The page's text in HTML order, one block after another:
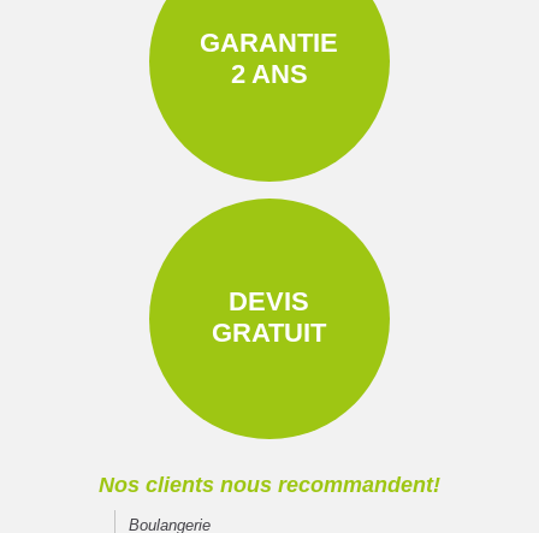
GARANTIE
2 ANS
DEVIS
GRATUIT
Nos clients nous recommandent!
Boulangerie